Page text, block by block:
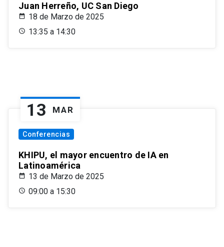
Juan Herreño, UC San Diego
18 de Marzo de 2025
13:35 a 14:30
13 MAR
Conferencias
KHIPU, el mayor encuentro de IA en
Latinoamérica
13 de Marzo de 2025
09:00 a 15:30